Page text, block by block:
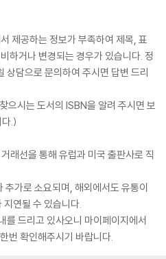
제공하는 정보가 부족하여 제목, 표
하거나 변경되는 경우가 있습니다. 정
상담으로 문의하여 주시면 답변 드리
으시는 도서의 ISBN을 알려 주시면 보
.)
래선을 통해 유럽과 미국 출판사로 직
가로 소요되며, 해외에서도 유통이
지연될 수 있습니다.
를 드리고 있사오니 마이페이지에서
번 확인해주시기 바랍니다.